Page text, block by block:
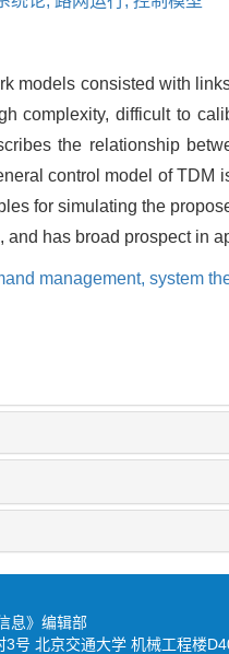
models consisted with
complexity, difficult to
the relationship
control model of TDM
for simulating the
and has broad prospect in
management, system
息》编辑部
3号 北京交通大学 机械工程楼